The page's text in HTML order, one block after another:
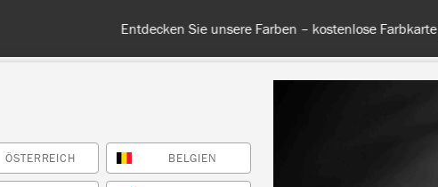
Entdecken Sie unsere Farben – kostenlose Farbkarte jetzt bestellen.
ÖSTERREICH BELGIEN